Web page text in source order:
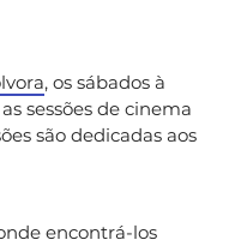
, os sábados à
sessões de cinema
são dedicadas aos
encontrá-los